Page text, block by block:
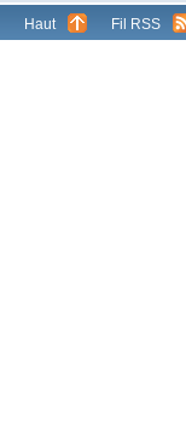
Haut Fil RSS